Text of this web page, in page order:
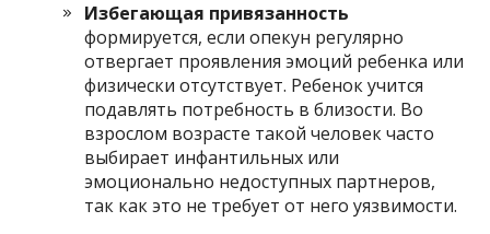
Избегающая привязанность
формируется, если опекун регулярно
отвергает проявления эмоций ребенка или
физически отсутствует. Ребенок учится
подавлять потребность в близости. Во
взрослом возрасте такой человек часто
выбирает инфантильных или
эмоционально недоступных партнеров,
так как это не требует от него уязвимости.